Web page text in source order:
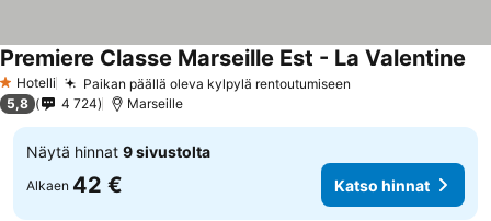
1 Tähtiluokitus
Hotelli Paikan päällä oleva kylpylä rentoutumiseen
Premiere Classe Marseille Est - La Valentine
5,8 4 724 Marseille
Näytä hinnat 9 sivustolta
Alkaen 42 € Katso hinnat